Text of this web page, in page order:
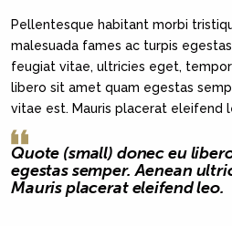
Pellentesque habitant morbi
malesuada fames ac turpis
feugiat vitae, ultricies eget,
libero sit amet quam egestas
vitae est. Mauris placerat eleifend
Quote (small) donec eu
egestas semper. Aenean
Mauris placerat eleifend leo.